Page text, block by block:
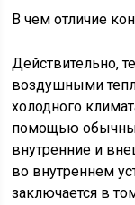
В чем отличие
Действительно,
воздушными
холодного
помощью
внутренние и
во внутреннем
заключается в